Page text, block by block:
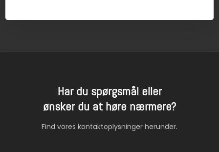
Har du spørgsmål eller
​ønsker du at høre nærmere?
Find vores kontaktoplysninger herunder.